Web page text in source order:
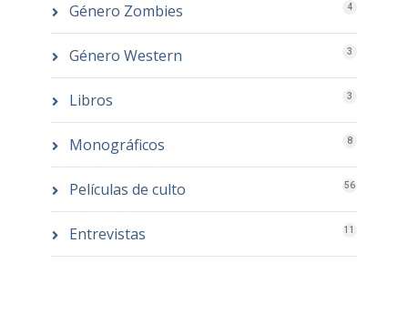
Género Zombies 4
Género Western 3
Libros 3
Monográficos 8
Películas de culto 56
Entrevistas 11